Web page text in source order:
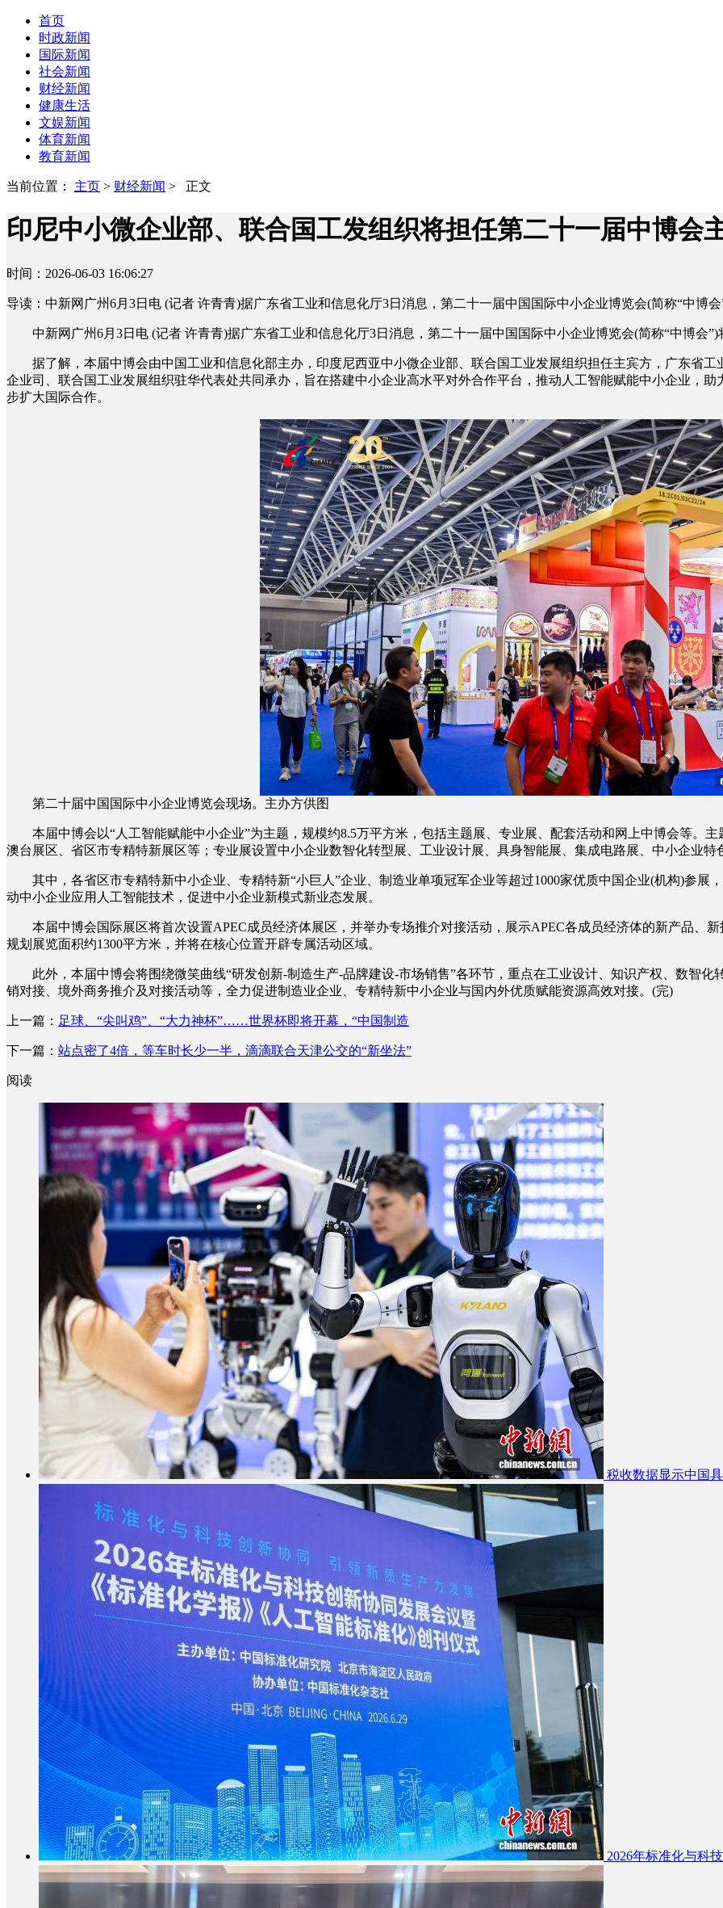
首页
时政新闻
国际新闻
社会新闻
财经新闻
健康生活
文娱新闻
体育新闻
教育新闻
当前位置： 主页 > 财经新闻 > 正文
印尼中小微企业部、联合国工发组织将担任第二十一届中博会
时间：2026-06-03 16:06:27
导读：中新网广州6月3日电 (记者 许青青)据广东省工业和信息化厅3日消息，第二十一届中国国际中小企业博览会(简称“中博会
中新网广州6月3日电 (记者 许青青)据广东省工业和信息化厅3日消息，第二十一届中国国际中小企业博览会(简称“中博会”)
据了解，本届中博会由中国工业和信息化部主办，印度尼西亚中小微企业部、联合国工业发展组织担任主宾方，广东省工
企业司、联合国工业发展组织驻华代表处共同承办，旨在搭建中小企业高水平对外合作平台，推动人工智能赋能中小企业，
步扩大国际合作。
第二十届中国国际中小企业博览会现场。主办方供图
本届中博会以“人工智能赋能中小企业”为主题，规模约8.5万平方米，包括主题展、专业展、配套活动和网上中博会等。
澳台展区、省区市专精特新展区等；专业展设置中小企业数智化转型展、工业设计展、具身智能展、集成电路展、中小企业特
其中，各省区市专精特新中小企业、专精特新“小巨人”企业、制造业单项冠军企业等超过1000家优质中国企业(机构)参展
动中小企业应用人工智能技术，促进中小企业新模式新业态发展。
本届中博会国际展区将首次设置APEC成员经济体展区，并举办专场推介对接活动，展示APEC各成员经济体的新产品、
规划展览面积约1300平方米，并将在核心位置开辟专属活动区域。
此外，本届中博会将围绕微笑曲线“研发创新-制造生产-品牌建设-市场销售”各环节，重点在工业设计、知识产权、数智化
销对接、境外商务推介及对接活动等，全力促进制造业企业、专精特新中小企业与国内外优质赋能资源高效对接。(完)
上一篇： 足球、“尖叫鸡”、“大力神杯”……世界杯即将开幕，“中国制造
下一篇： 站点密了4倍，等车时长少一半，滴滴联合天津公交的“新坐法”
阅读
税收数据显示中国
2026年标准化与科